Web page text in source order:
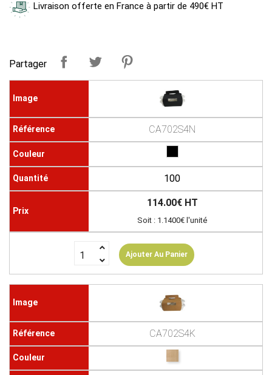
Livraison offerte en France à partir de 490€ HT
Partager
CA702S4N
100
114.00€ HT
Soit : 1.1400€ l'unité
Ajouter Au Panier
CA702S4K